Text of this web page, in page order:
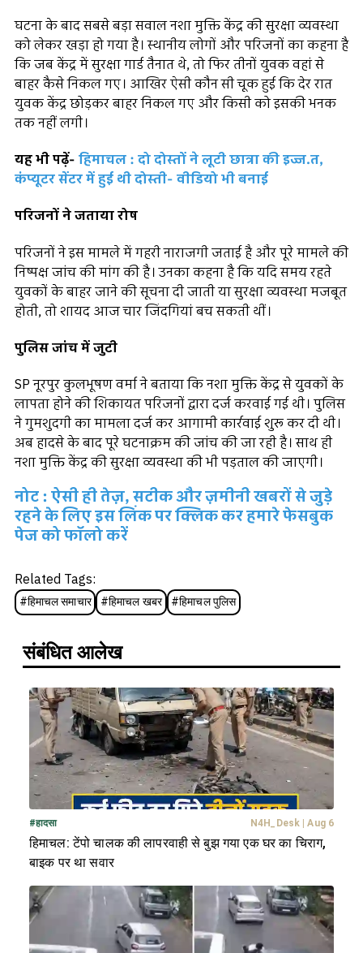
घटना के बाद सबसे बड़ा सवाल नशा मुक्ति केंद्र की सुरक्षा व्यवस्था
को लेकर खड़ा हो गया है। स्थानीय लोगों और परिजनों का कहना है
कि जब केंद्र में सुरक्षा गार्ड तैनात थे, तो फिर तीनों युवक वहां से
बाहर कैसे निकल गए। आखिर ऐसी कौन सी चूक हुई कि देर रात
युवक केंद्र छोड़कर बाहर निकल गए और किसी को इसकी भनक
तक नहीं लगी।
यह भी पढ़ें- हिमाचल : दो दोस्तों ने लूटी छात्रा की इज्ज.त,
कंप्यूटर सेंटर में हुई थी दोस्ती- वीडियो भी बनाई
परिजनों ने जताया रोष
परिजनों ने इस मामले में गहरी नाराजगी जताई है और पूरे मामले की
निष्पक्ष जांच की मांग की है। उनका कहना है कि यदि समय रहते
युवकों के बाहर जाने की सूचना दी जाती या सुरक्षा व्यवस्था मजबूत
होती, तो शायद आज चार जिंदगियां बच सकती थीं।
पुलिस जांच में जुटी
SP नूरपुर कुलभूषण वर्मा ने बताया कि नशा मुक्ति केंद्र से युवकों के
लापता होने की शिकायत परिजनों द्वारा दर्ज करवाई गई थी। पुलिस
ने गुमशुदगी का मामला दर्ज कर आगामी कार्रवाई शुरू कर दी थी।
अब हादसे के बाद पूरे घटनाक्रम की जांच की जा रही है। साथ ही
नशा मुक्ति केंद्र की सुरक्षा व्यवस्था की भी पड़ताल की जाएगी।
नोट : ऐसी ही तेज़, सटीक और ज़मीनी खबरों से जुड़े
रहने के लिए इस लिंक पर क्लिक कर हमारे फेसबुक
पेज को फॉलो करें
Related Tags:
#हिमाचल समाचार #हिमाचल खबर #हिमाचल पुलिस
संबंधित आलेख
#हादसा N4H_Desk | Aug 6
हिमाचल: टेंपो चालक की लापरवाही से बुझ गया एक घर का चिराग,
बाइक पर था सवार